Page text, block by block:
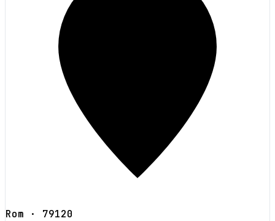
Rom · 79120